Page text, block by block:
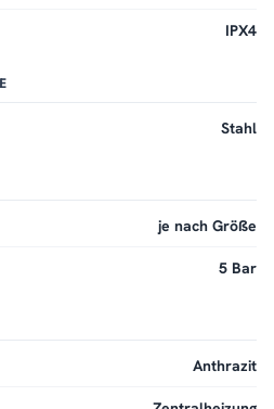
IPX4
Stahl
je nach Größe
5 Bar
Anthrazit